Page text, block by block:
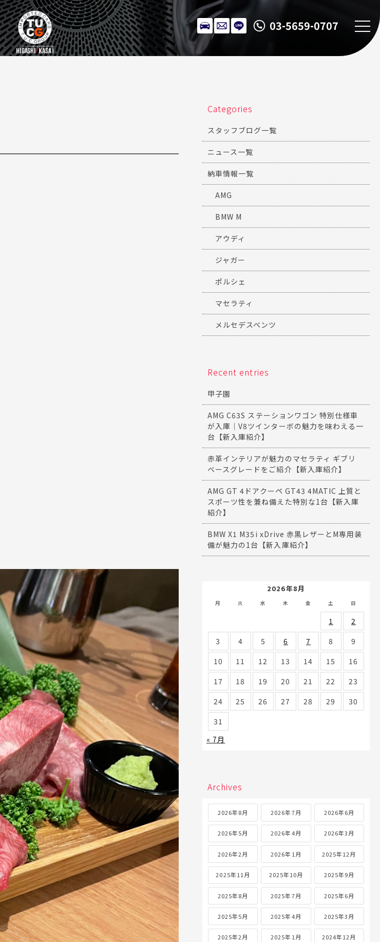
03-5659-0707
Categories
スタッフブログ一覧
ニュース一覧
納車情報一覧
AMG
BMW M
アウディ
ジャガー
ポルシェ
マセラティ
メルセデスベンツ
Recent entries
甲子園
AMG C63S ステーションワゴン 特別仕様車
が入庫｜V8ツインターボの魅力を味わえる一
台【新入庫紹介】
赤革インテリアが魅力のマセラティ ギブリ
ベースグレードをご紹介【新入庫紹介】
AMG GT 4ドアクーペ GT43 4MATIC 上質と
スポーツ性を兼ね備えた特別な1台【新入庫
紹介】
BMW X1 M35i xDrive 赤黒レザーとM専用装
備が魅力の1台【新入庫紹介】
2026年8月
月 火 水 木 金 土 日
1
2
3
4 5 6 7 8
9
10
11 12 13 14 15
16
17
18 19 20 21 22
23
24
25 26 27 28 29
30
31
« 7月
Archives
2026年8月 2026年7月 2026年6月
2026年5月 2026年4月 2026年3月
2026年2月 2026年1月 2025年12月
2025年11月 2025年10月 2025年9月
2025年8月 2025年7月 2025年6月
2025年5月 2025年4月 2025年3月
2025年2月 2025年1月 2024年12月